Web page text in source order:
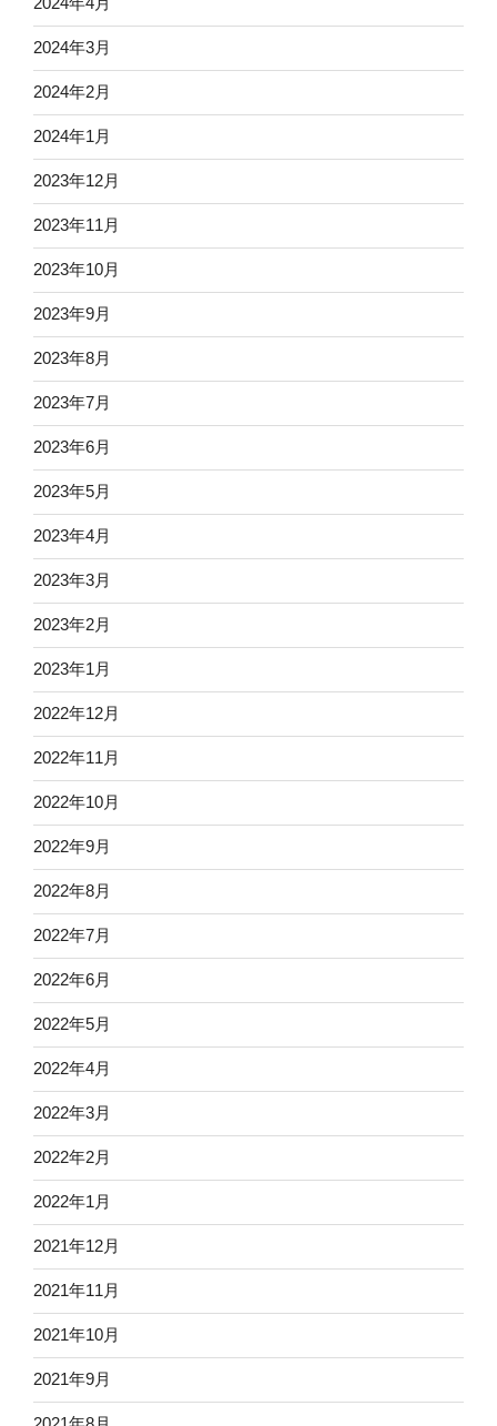
2024年3月
2024年2月
2024年1月
2023年12月
2023年11月
2023年10月
2023年9月
2023年8月
2023年7月
2023年6月
2023年5月
2023年4月
2023年3月
2023年2月
2023年1月
2022年12月
2022年11月
2022年10月
2022年9月
2022年8月
2022年7月
2022年6月
2022年5月
2022年4月
2022年3月
2022年2月
2022年1月
2021年12月
2021年11月
2021年10月
2021年9月